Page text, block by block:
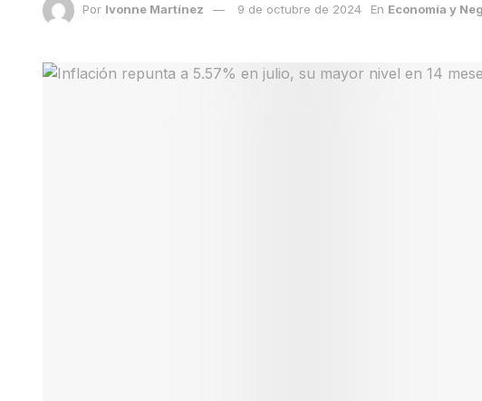
Por Ivonne Martínez 9 de octubre de 2024 En Economía y